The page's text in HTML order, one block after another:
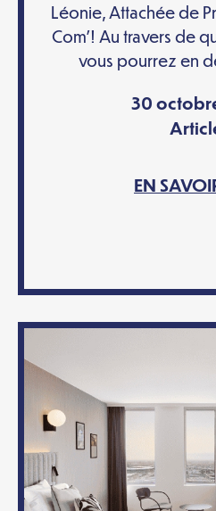
Léonie, Attachée de
Com’! Au travers de
vous pourrez en
30
EN